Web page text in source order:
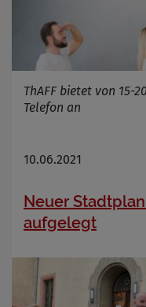
ThAFF bietet von 15-
Telefon an
10.06.2021
Neuer
aufgelegt